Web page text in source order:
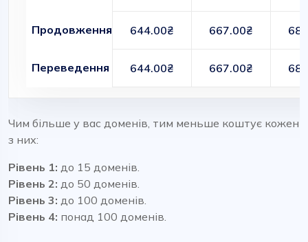
Продовження 644.00₴ 667.00₴
Переведення 644.00₴ 667.00₴
Чим більше у вас доменів, тим меньше коштує кожен
з них:
Рівень 1: до 15 доменів.
Рівень 2: до 50 доменів.
Рівень 3: до 100 доменів.
Рівень 4: понад 100 доменів.